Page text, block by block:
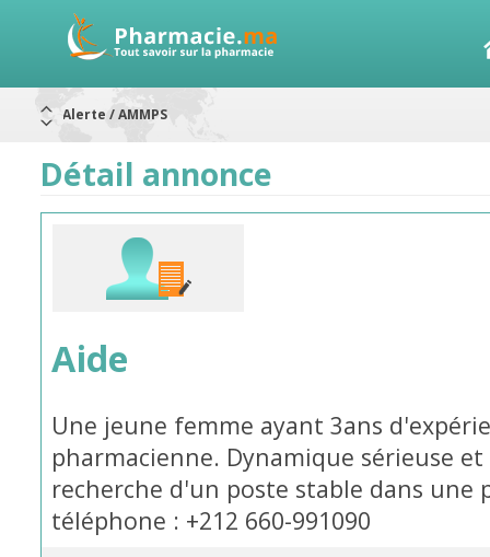
Aureomycine ophtalmique : Rappel de lots
Nouveau : Déclaration d'effets indésirables
RAPPELS DE LOTS
Rappel de lots : préparations lactées
Détail annonce
Aide
Une jeune femme ayant 3ans
pharmacienne. Dynamique sérieuse
recherche d'un poste stable dans une
téléphone : +212 660-991090